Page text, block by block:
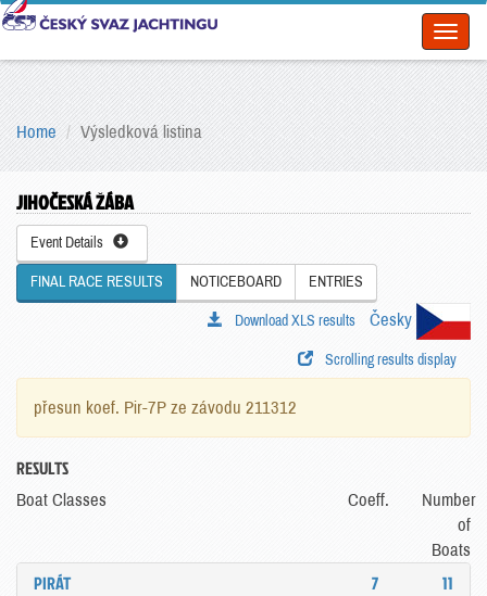
Home Výsledková listina
JIHOČESKÁ ŽÁBA
Event Details
FINAL RACE RESULTS NOTICEBOARD ENTRIES
Česky
Download XLS results
Scrolling results display
přesun koef. Pir-7P ze závodu 211312
RESULTS
Boat Classes Coeff.
Number
of
Boats
PIRÁT 7 11